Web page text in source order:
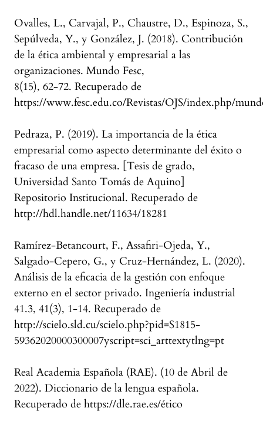
Ovalles, L., Carvajal, P., Chaustre, D., Espinoza, S.,
Sepúlveda, Y., y González, J. (2018). Contribución
de la ética ambiental y empresarial a las
organizaciones. Mundo Fesc,
8(15), 62-72. Recuperado de
https://www.fesc.edu.co/Revistas/OJS/index.php/
Pedraza, P. (2019). La importancia de la ética
empresarial como aspecto determinante del éxito o
fracaso de una empresa. [Tesis de grado,
Universidad Santo Tomás de Aquino]
Repositorio Institucional. Recuperado de
http://hdl.handle.net/11634/18281
Ramírez-Betancourt, F., Assafiri-Ojeda, Y.,
Salgado-Cepero, G., y Cruz-Hernández, L. (2020).
Análisis de la eficacia de la gestión con enfoque
externo en el sector privado. Ingeniería industrial
41.3, 41(3), 1-14. Recuperado de
http://scielo.sld.cu/scielo.php?pid=S1815-
59362020000300007yscript=sci_arttextytlng=pt
Real Academia Española (RAE). (10 de Abril de
2022). Diccionario de la lengua española.
Recuperado de https://dle.rae.es/ético